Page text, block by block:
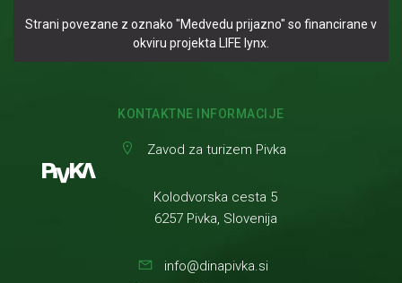
Strani povezane z oznako "Medvedu prijazno" so financirane v
okviru projekta LIFE lynx.
KONTAKTNE INFORMACIJE
Zavod za turizem Pivka
Kolodvorska cesta 5
6257 Pivka, Slovenija
info@dinapivka.si